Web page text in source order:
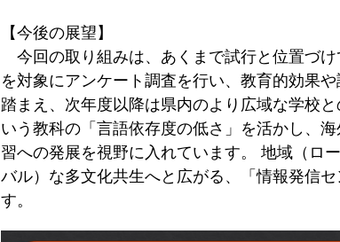
【今後の展望】
今回の取り組みは、あくまで試行と位置づ
を対象にアンケート調査を行い、教育的効果
踏まえ、次年度以降は県内のより広域な学校
いう教科の「言語依存度の低さ」を活かし、
習への発展を視野に入れています。 地域（ロ
バル）な多文化共生へと広がる、「情報発信
す。